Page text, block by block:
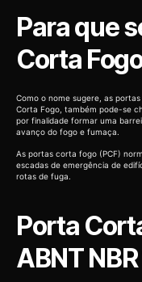
Para que
Corta
Como o nome sugere, as
Corta Fogo, também pode-se
por finalidade formar uma
avanço do fogo e fumaça.
As portas corta fogo (PCF)
escadas de emergência de
rotas de fuga.
Porta
ABNT